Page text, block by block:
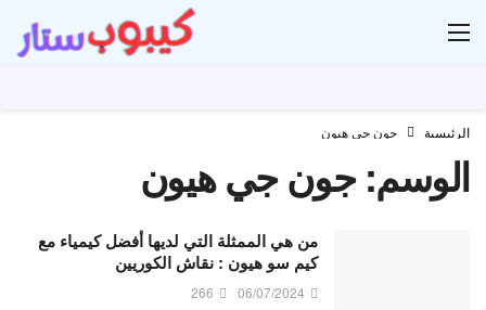
الرئيسية جون جي هيون
الوسم:جون جي هيون
من هي الممثلة التي لديها أفضل كيمياء مع
كيم سو هيون : نقاش الكوريين
06/07/2024
266